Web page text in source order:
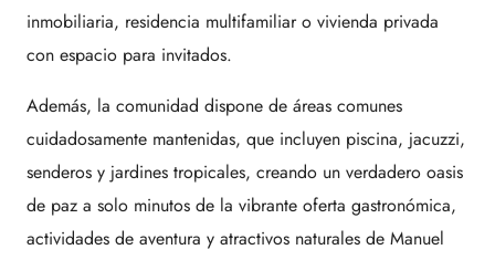
inmobiliaria, residencia multifamiliar o vivienda privada
con espacio para invitados.
Además, la comunidad dispone de áreas comunes
cuidadosamente mantenidas, que incluyen piscina, jacuzzi,
senderos y jardines tropicales, creando un verdadero oasis
de paz a solo minutos de la vibrante oferta gastronómica,
actividades de aventura y atractivos naturales de Manuel